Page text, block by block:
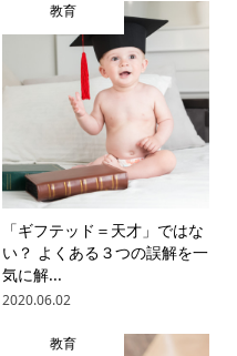
教育
「ギフテッド＝天才」ではな
い？ よくある３つの誤解を一
気に解...
2020.06.02
教育